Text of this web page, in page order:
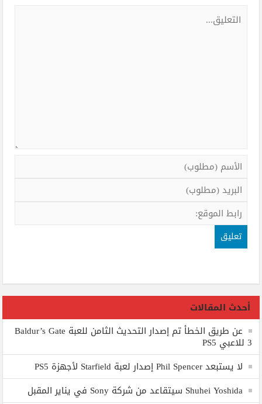
أحدث المقالات
عن طريق الخطأ تم إصدار التحديث الثامن للعبة Baldur’s Gate
3 للاعبي PS5
لا يستبعد Phil Spencer إصدار لعبة Starfield لأجهزة PS5
Shuhei Yoshida سيتقاعد من شركة Sony في يناير المقبل